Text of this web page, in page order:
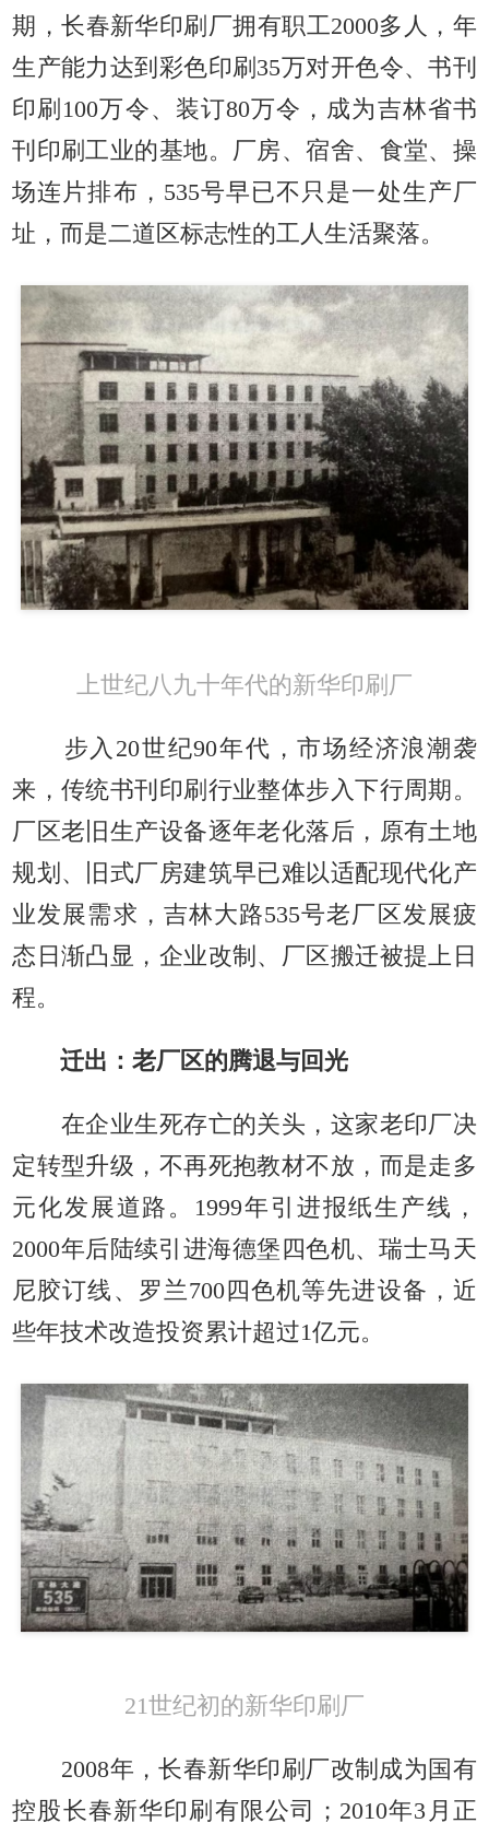
期，长春新华印刷厂拥有职工2000多人，年
生产能力达到彩色印刷35万对开色令、书刊
印刷100万令、装订80万令，成为吉林省书
刊印刷工业的基地。厂房、宿舍、食堂、操
场连片排布，535号早已不只是一处生产厂
址，而是二道区标志性的工人生活聚落。
上世纪八九十年代的新华印刷厂
步入20世纪90年代，市场经济浪潮袭
来，传统书刊印刷行业整体步入下行周期。
厂区老旧生产设备逐年老化落后，原有土地
规划、旧式厂房建筑早已难以适配现代化产
业发展需求，吉林大路535号老厂区发展疲
态日渐凸显，企业改制、厂区搬迁被提上日
程。
迁出：老厂区的腾退与回光
在企业生死存亡的关头，这家老印厂决
定转型升级，不再死抱教材不放，而是走多
元化发展道路。1999年引进报纸生产线，
2000年后陆续引进海德堡四色机、瑞士马天
尼胶订线、罗兰700四色机等先进设备，近
些年技术改造投资累计超过1亿元。
21世纪初的新华印刷厂
2008年，长春新华印刷厂改制成为国有
控股长春新华印刷有限公司；2010年3月正